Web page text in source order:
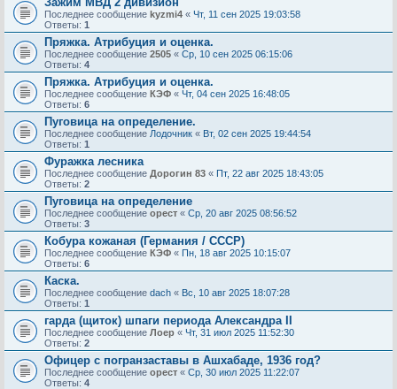
Последнее сообщение kyzmi4 « Чт, 11 сен 2025 19:03:58
Ответы: 1
Пряжка. Атрибуция и оценка.
Последнее сообщение 2505 « Ср, 10 сен 2025 06:15:06
Ответы: 4
Пряжка. Атрибуция и оценка.
Последнее сообщение КЭФ « Чт, 04 сен 2025 16:48:05
Ответы: 6
Пуговица на определение.
Последнее сообщение Лодочник « Вт, 02 сен 2025 19:44:54
Ответы: 1
Фуражка лесника
Последнее сообщение Дорогин 83 « Пт, 22 авг 2025 18:43:05
Ответы: 2
Пуговица на определение
Последнее сообщение орест « Ср, 20 авг 2025 08:56:52
Ответы: 3
Кобура кожаная (Германия / СССР)
Последнее сообщение КЭФ « Пн, 18 авг 2025 10:15:07
Ответы: 6
Каска.
Последнее сообщение dach « Вс, 10 авг 2025 18:07:28
Ответы: 1
гарда (щиток) шпаги периода Александра II
Последнее сообщение Лоер « Чт, 31 июл 2025 11:52:30
Ответы: 2
Офицер с погранзаставы в Ашхабаде, 1936 год?
Последнее сообщение орест « Ср, 30 июл 2025 11:22:07
Ответы: 4